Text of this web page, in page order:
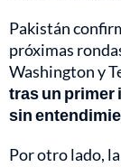
Pakistán
próximas
Washington y
tras un primer
sin
Por otro lado,